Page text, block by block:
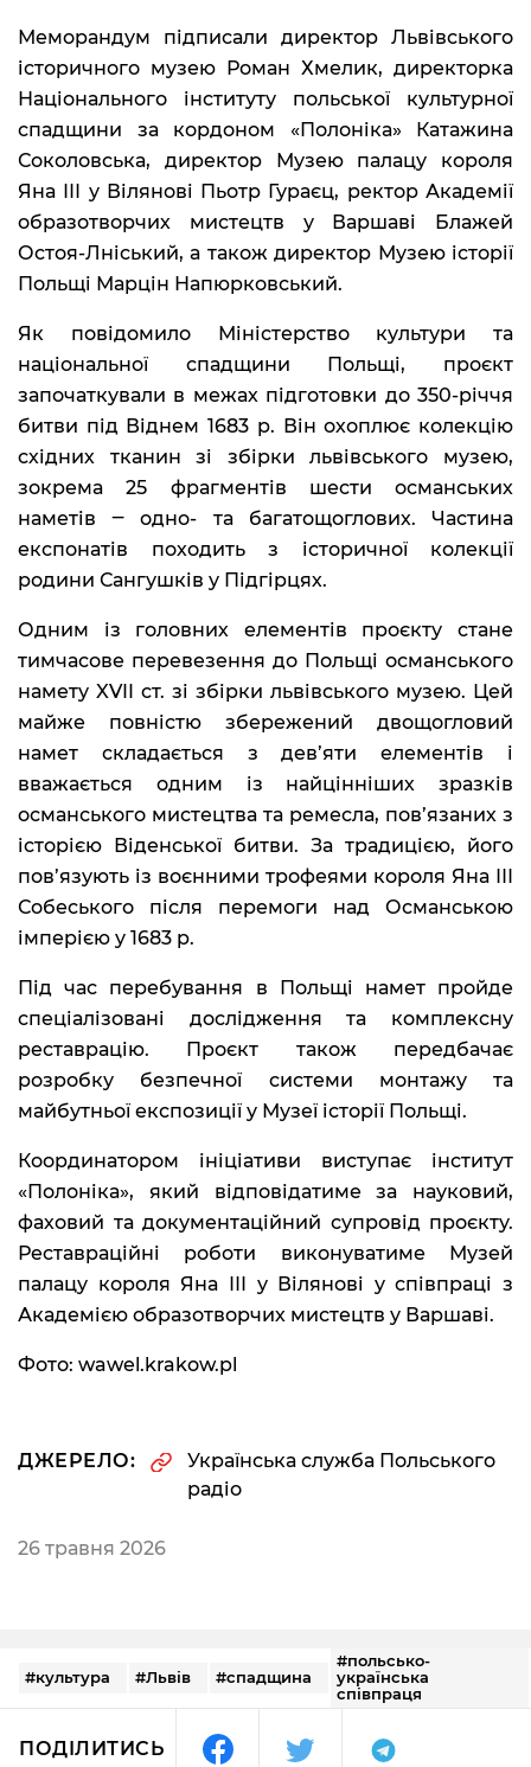
Меморандум підписали директор Львівського
історичного музею Роман Хмелик, директорка
Національного інституту польської культурної
спадщини за кордоном «Полоніка» Катажина
Соколовська, директор Музею палацу короля
Яна ІІІ у Вілянові Пьотр Гураєц, ректор Академії
образотворчих мистецтв у Варшаві Блажей
Остоя-Лніський, а також директор Музею історії
Польщі Марцін Напюрковський.
Як повідомило Міністерство культури та
національної спадщини Польщі, проєкт
започаткували в межах підготовки до 350-річчя
битви під Віднем 1683 р. Він охоплює колекцію
східних тканин зі збірки львівського музею,
зокрема 25 фрагментів шести османських
наметів ‒ одно- та багатощоглових. Частина
експонатів походить з історичної колекції
родини Сангушків у Підгірцях.
Одним із головних елементів проєкту стане
тимчасове перевезення до Польщі османського
намету XVII ст. зі збірки львівського музею. Цей
майже повністю збережений двощогловий
намет складається з дев’яти елементів і
вважається одним із найцінніших зразків
османського мистецтва та ремесла, пов’язаних з
історією Віденської битви. За традицією, його
пов’язують із воєнними трофеями короля Яна ІІІ
Собеського після перемоги над Османською
імперією у 1683 р.
Під час перебування в Польщі намет пройде
спеціалізовані дослідження та комплексну
реставрацію. Проєкт також передбачає
розробку безпечної системи монтажу та
майбутньої експозиції у Музеї історії Польщі.
Координатором ініціативи виступає інститут
«Полоніка», який відповідатиме за науковий,
фаховий та документаційний супровід проєкту.
Реставраційні роботи виконуватиме Музей
палацу короля Яна ІІІ у Вілянові у співпраці з
Академією образотворчих мистецтв у Варшаві.
Фото: wawel.krakow.pl
ДЖЕРЕЛО:
Українська служба Польського
радіо
26 травня 2026
#культура #Львів #спадщина
#польсько-
українська
співпраця
ПОДІЛИТИСЬ